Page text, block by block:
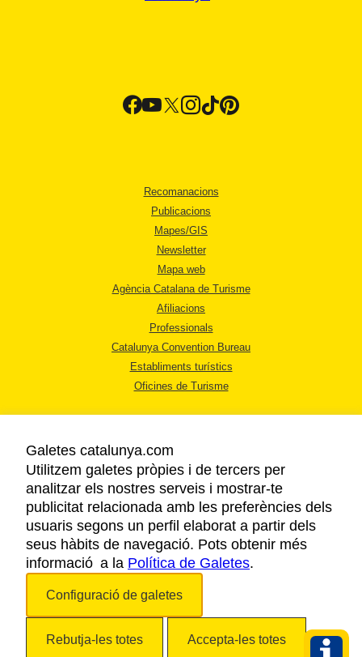
Recomanacions
Publicacions
Mapes/GIS
Newsletter
Mapa web
Agència Catalana de Turisme
Afiliacions
Professionals
Catalunya Convention Bureau
Establiments turístics
Oficines de Turisme
AVÍS LEGAL
POLÍTICA DE PRIVACITAT
COOKIES
ACCESSIBILITAT
Galetes catalunya.com
Utilitzem galetes pròpies i de tercers per
analitzar els nostres serveis i mostrar-te
publicitat relacionada amb les preferències dels
usuaris segons un perfil elaborat a partir dels
seus hàbits de navegació. Pots obtenir més
informació a la Política de Galetes.
Configuració de galetes
Rebutja-les totes Accepta-les totes